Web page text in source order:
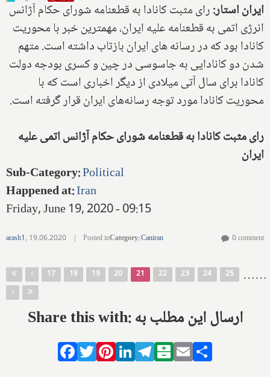
ایران استار:رای مثبت کانادا به قطعنامه شورای حکام آژانس
انرژی اتمی به قطعنامه علیه ایران، مهمترین خبر با محوریت
کانادا بود که در رسانه های ایران بازتاب داشته است. متهم
شدن دو کانادایی به جاسوسی در چین و کسری بودجه دولت
کانادا برای سال آتی میلادی از دیگر اخباری است که با
محوریت کانادا مورد توجه رسانه‌های ایران قرار گرفته است.
رای مثبت کانادا به قطعنامه شورای حکام آژانس اتمی علیه
ایران
Sub-Category:Political
Happened at:Iran
Friday, June 19, 2020 - 09:15
arash1, 19.06.2020 | Posted inCategory:Caniran 0 comment
Pages …
17 18 19 20 21 22 23 24 25 …
Share this with: ارسال این مطلب به
Facebook
TwitterPinterestLinkedIn
Telegram
Balatarin
Email